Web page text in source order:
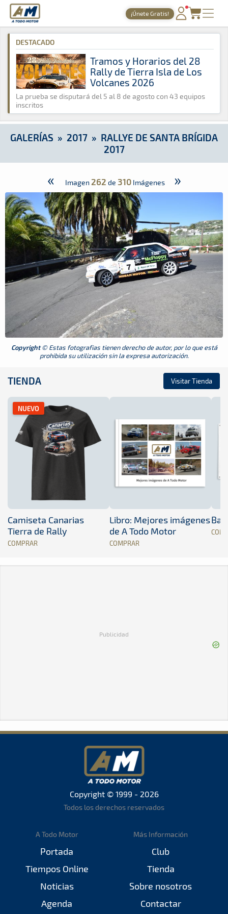
A Todo Motor · Revista del motor desde 1999
¡Únete Gratis!
PORTADA
TIEMPOS ONLINE
NOTICIAS
AGENDA
GALERÍAS
TIENDA
A Todo Motor » Galerías » 2017 » Rallye de Santa Brígida 2017
DESTACADO
Tramos y Horarios del 28
Rally de Tierra Isla de Los
Volcanes 2026
La prueba se disputará del 5 al 8 de agosto con 43 equipos
inscritos
GALERÍAS » 2017 » RALLYE DE SANTA BRÍGIDA
2017
« Imagen 262 de 310Imágenes »
Copyright© Estas fotografias tienen derecho de autor, por lo que está
prohibida su utilización sin la expresa autorización.
TIENDA Visitar Tienda
NUEVO
Camiseta Canarias
Tierra de Rally
COMPRAR
Libro: Mejores imágenes
de A Todo Motor
COMPRAR
Publicidad
Copyright © 1999 - 2026
Todos los derechos reservados
A Todo Motor
Portada
Tiempos Online
Noticias
Agenda
Más Información
Club
Tienda
Sobre nosotros
Contactar